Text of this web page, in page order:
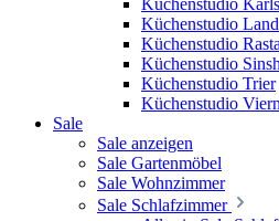
Küchenstudio
Küchenstudio
Küchenstudio
Küchenstudio
Küchenstudio Trier
Küchenstudio
Sale
Sale anzeigen
Sale Gartenmöbel
Sale Wohnzimmer
Sale Schlafzimmer